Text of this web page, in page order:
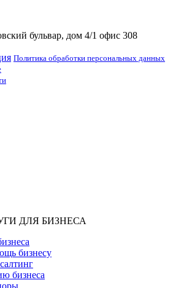
бульвар, дом 4/1 офис 308
Политика обработки персональных данных
ДЛЯ БИЗНЕСА
бизнесу
бизнеса